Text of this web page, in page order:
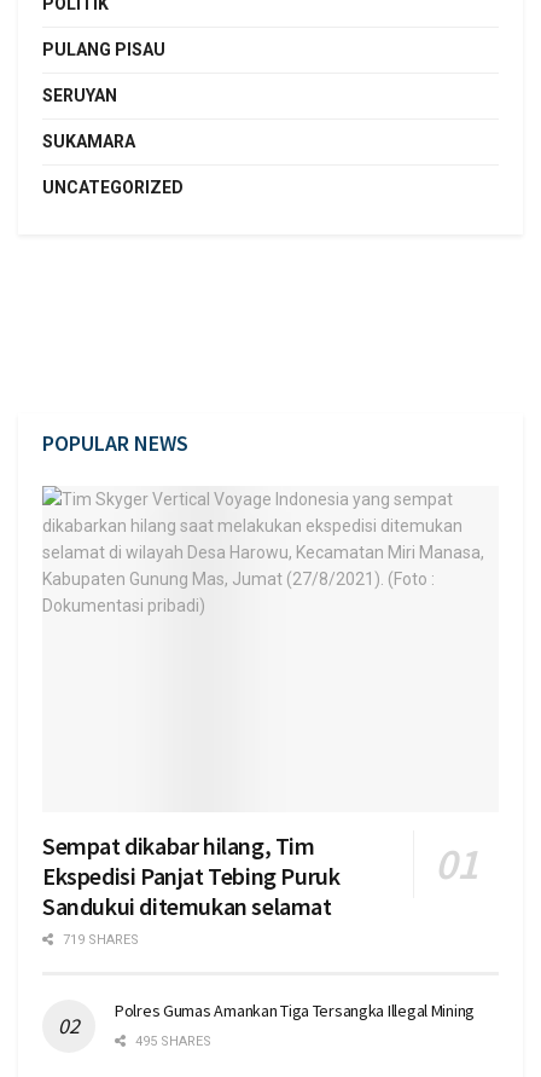
PULANG PISAU
SERUYAN
SUKAMARA
UNCATEGORIZED
POPULAR NEWS
Sempat dikabar hilang, Tim
Ekspedisi Panjat Tebing Puruk
Sandukui ditemukan selamat
719 SHARES
Polres Gumas Amankan Tiga Tersangka Illegal Mining
495 SHARES